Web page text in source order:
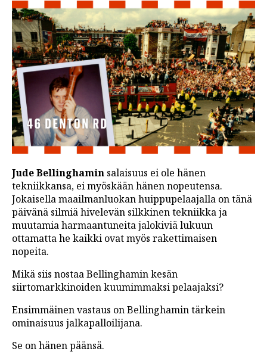
Jude Bellinghamin salaisuus ei ole hänen
tekniikkansa, ei myöskään hänen nopeutensa.
Jokaisella maailmanluokan huippupelaajalla on tänä
päivänä silmiä hivelevän silkkinen tekniikka ja
muutamia harmaantuneita jalokiviä lukuun
ottamatta he kaikki ovat myös rakettimaisen
nopeita.
Mikä siis nostaa Bellinghamin kesän
siirtomarkkinoiden kuumimmaksi pelaajaksi?
Ensimmäinen vastaus on Bellinghamin tärkein
ominaisuus jalkapalloilijana.
Se on hänen päänsä.